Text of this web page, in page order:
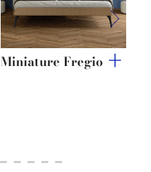
Miniature Fregio